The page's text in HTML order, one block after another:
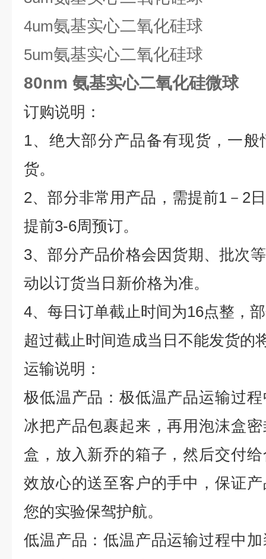
4um氨基实心二氧化硅球
5um氨基实心二氧化硅球
80nm 氨基实心二氧化硅微球
订购说明：
1、绝大部分产品备有现货，一
货。
2、部分非常用产品，需提前1 － 2
提前3-6周预订。
3、部分产品价格会因货期、批次
动以订货当日新价格为准。
4、每日订单截止时间为16点整，
超过截止时间造成当日不能发货的
运输说明：
极低温产品：极低温产品运输过
冰把产品包裹起来，再用泡沫盒
盒，放入新乔的箱子，然后交付
效放心的送至客户的手中，保证
您的实验保驾护航。
低温产品：低温产品运输过程中